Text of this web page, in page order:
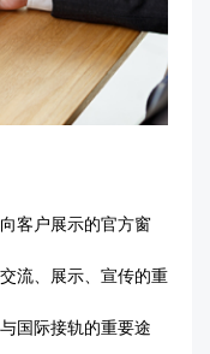
客户展示的官方窗
流、展示、宣传的重
国际接轨的重要途